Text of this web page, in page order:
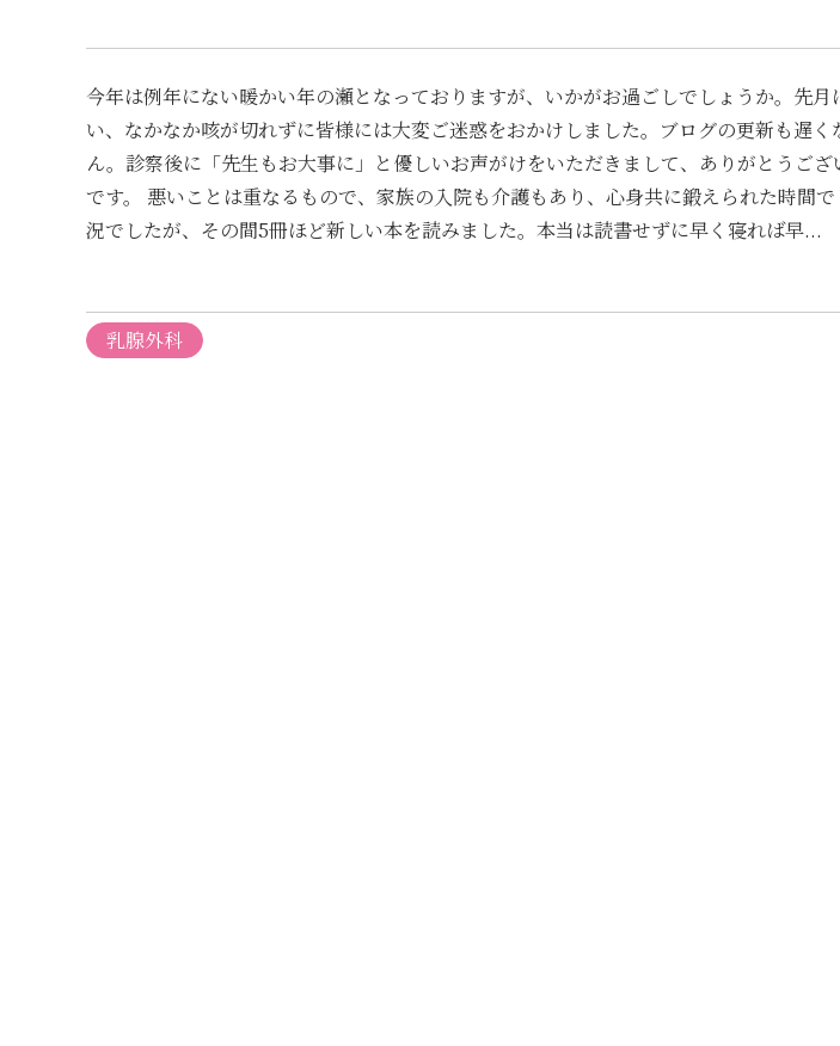
今年は例年にない暖かい年の瀬となっておりますが、いかがお過ごしでしょうか。先月
い、なかなか咳が切れずに皆様には大変ご迷惑をおかけしました。ブログの更新も遅
ん。診察後に「先生もお大事に」と優しいお声がけをいただきまして、ありがとうご
です。 悪いことは重なるもので、家族の入院も介護もあり、心身共に鍛えられた時間
況でしたが、その間5冊ほど新しい本を読みました。本当は読書せずに早く寝れば早...
乳腺外科